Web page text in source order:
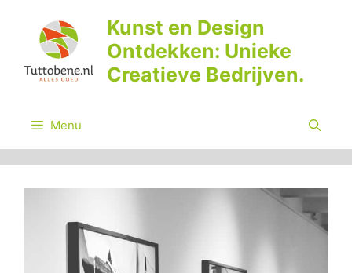
inhoud
Kunst en Design
Ontdekken: Unieke
Creatieve Bedrijven.
Menu